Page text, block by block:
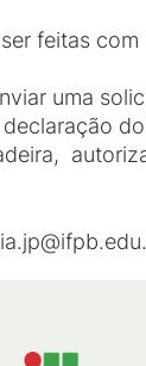
feitas
uma